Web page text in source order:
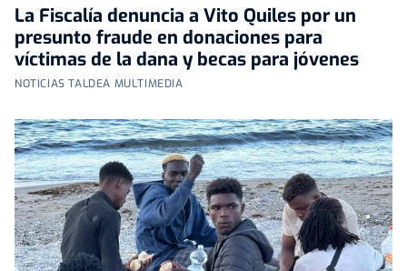
La Fiscalía denuncia a Vito Quiles por un
presunto fraude en donaciones para
víctimas de la dana y becas para jóvenes
NOTICIAS TALDEA MULTIMEDIA